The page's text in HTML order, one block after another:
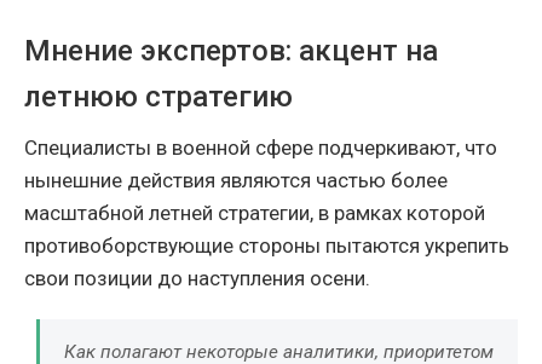
Мнение экспертов: акцент на
летнюю стратегию
Специалисты в военной сфере подчеркивают, что
нынешние действия являются частью более
масштабной летней стратегии, в рамках которой
противоборствующие стороны пытаются укрепить
свои позиции до наступления осени.
Как полагают некоторые аналитики, приоритетом